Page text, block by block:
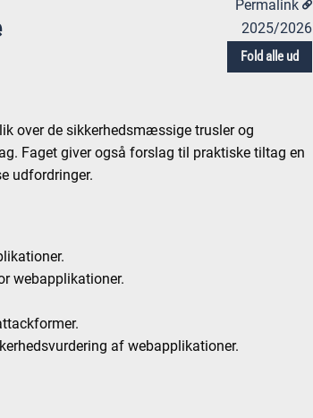
Permalink
2025/2026
Fold alle ud
over de sikkerhedsmæssige trusler og
Faget giver også forslag til praktiske tiltag en
udfordringer.
webapplikationer.
af webapplikationer.